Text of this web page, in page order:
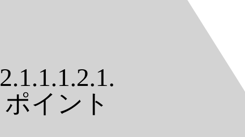
2.1.1.1.2.1.
ポイント